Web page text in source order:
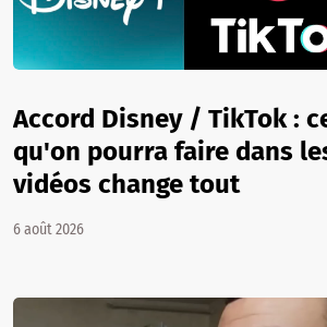
Accord Disney / TikTok :
qu'on pourra faire dans
vidéos change tout
6 août 2026